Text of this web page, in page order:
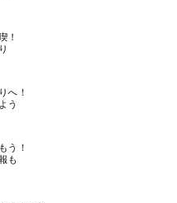
！
へ！
う
う！
も